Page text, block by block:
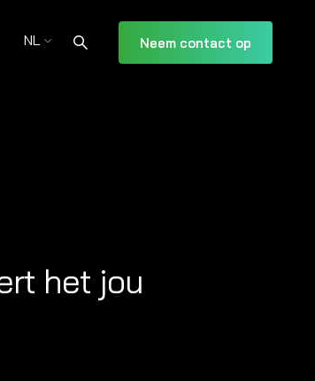
NL Neem contact op
het jou